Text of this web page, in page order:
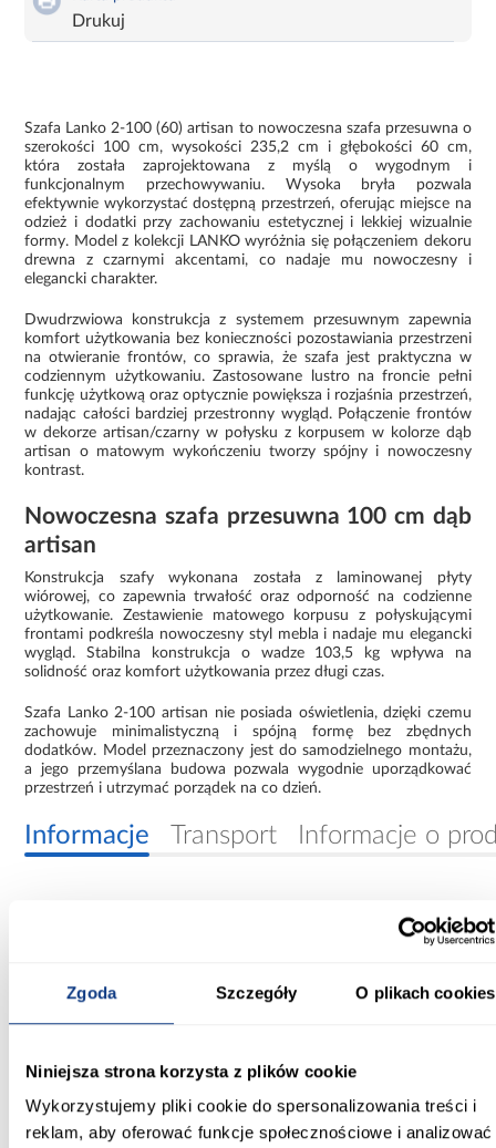
Zgoda Szczegóły O plikach cookies
Niniejsza strona korzysta z plików cookie
Wykorzystujemy pliki cookie do spersonalizowania treści i
reklam, aby oferować funkcje społecznościowe i analizować
Drukuj
Szafa Lanko 2-100 (60) artisan to nowoczesna szafa przesuwna o
szerokości 100 cm, wysokości 235,2 cm i głębokości 60 cm,
która została zaprojektowana z myślą o wygodnym i
funkcjonalnym przechowywaniu. Wysoka bryła pozwala
efektywnie wykorzystać dostępną przestrzeń, oferując miejsce na
odzież i dodatki przy zachowaniu estetycznej i lekkiej wizualnie
formy. Model z kolekcji LANKO wyróżnia się połączeniem dekoru
drewna z czarnymi akcentami, co nadaje mu nowoczesny i
elegancki charakter.
Dwudrzwiowa konstrukcja z systemem przesuwnym zapewnia
komfort użytkowania bez konieczności pozostawiania przestrzeni
na otwieranie frontów, co sprawia, że szafa jest praktyczna w
codziennym użytkowaniu. Zastosowane lustro na froncie pełni
funkcję użytkową oraz optycznie powiększa i rozjaśnia przestrzeń,
nadając całości bardziej przestronny wygląd. Połączenie frontów
w dekorze artisan/czarny w połysku z korpusem w kolorze dąb
artisan o matowym wykończeniu tworzy spójny i nowoczesny
kontrast.
Nowoczesna szafa przesuwna 100 cm dąb
artisan
Konstrukcja szafy wykonana została z laminowanej płyty
wiórowej, co zapewnia trwałość oraz odporność na codzienne
użytkowanie. Zestawienie matowego korpusu z połyskującymi
frontami podkreśla nowoczesny styl mebla i nadaje mu elegancki
wygląd. Stabilna konstrukcja o wadze 103,5 kg wpływa na
solidność oraz komfort użytkowania przez długi czas.
Szafa Lanko 2-100 artisan nie posiada oświetlenia, dzięki czemu
zachowuje minimalistyczną i spójną formę bez zbędnych
dodatków. Model przeznaczony jest do samodzielnego montażu,
a jego przemyślana budowa pozwala wygodnie uporządkować
przestrzeń i utrzymać porządek na co dzień.
Informacje Transport Informacje o
235.20
Kolor frontów: